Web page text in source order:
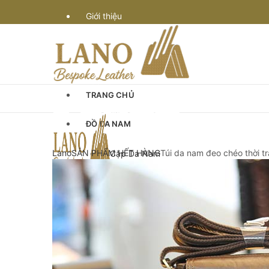
Giới thiệu
Vận chuyển
Bảo hành
Quy định & thanh toán
Góc Tư Vấn
Chế tác đồ da
TRANG CHỦ
ĐỒ DA NAM
Cặp Da Nam
Cặp Da Đựng Laptop Macbook
Cặp Laptop 13-14″ inch
Cặp Laptop 15-16″ inch
Cặp da cán bộ
Cặp xách nam da bò
LanoSẢN PHẨM HẾT HÀNGTúi da nam đeo chéo thời